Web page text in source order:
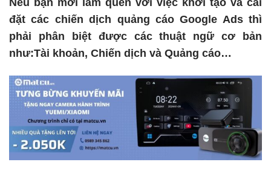
Nếu bạn mới làm quen với việc khởi tạo và cài
đặt các chiến dịch quảng cáo Google Ads thì
phải phân biệt được các thuật ngữ cơ bản
như:Tài khoản, Chiến dịch và Quảng cáo…